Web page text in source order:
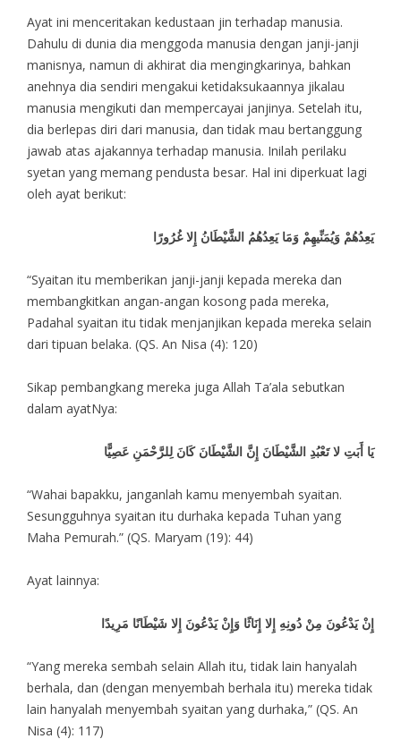
Ayat ini menceritakan kedustaan jin terhadap manusia.
Dahulu di dunia dia menggoda manusia dengan janji-janji
manisnya, namun di akhirat dia mengingkarinya, bahkan
anehnya dia sendiri mengakui ketidaksukaannya jikalau
manusia mengikuti dan mempercayai janjinya. Setelah itu,
dia berlepas diri dari manusia, dan tidak mau bertanggung
jawab atas ajakannya terhadap manusia. Inilah perilaku
syetan yang memang pendusta besar. Hal ini diperkuat lagi
oleh ayat berikut:
يَعِدُهُمْ وَيُمَنِّيهِمْ وَمَا يَعِدُهُمُ الشَّيْطَانُ إِلا غُرُورًا
“Syaitan itu memberikan janji-janji kepada mereka dan
membangkitkan angan-angan kosong pada mereka,
Padahal syaitan itu tidak menjanjikan kepada mereka selain
dari tipuan belaka. (QS. An Nisa (4): 120)
Sikap pembangkang mereka juga Allah Ta’ala sebutkan
dalam ayatNya:
يَا أَبَتِ لا تَعْبُدِ الشَّيْطَانَ إِنَّ الشَّيْطَانَ كَانَ لِلرَّحْمَنِ عَصِيًّا
“Wahai bapakku, janganlah kamu menyembah syaitan.
Sesungguhnya syaitan itu durhaka kepada Tuhan yang
Maha Pemurah.” (QS. Maryam (19): 44)
Ayat lainnya:
إِنْ يَدْعُونَ مِنْ دُونِهِ إِلا إِنَاثًا وَإِنْ يَدْعُونَ إِلا شَيْطَانًا مَرِيدًا
“Yang mereka sembah selain Allah itu, tidak lain hanyalah
berhala, dan (dengan menyembah berhala itu) mereka tidak
lain hanyalah menyembah syaitan yang durhaka,” (QS. An
Nisa (4): 117)